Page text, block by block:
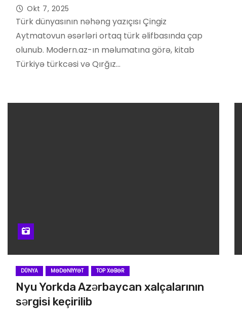
Okt 7, 2025
Türk dünyasının nəhəng yazıçısı Çingiz
Aytmatovun əsərləri ortaq türk əlifbasında çap
olunub. Modern.az-ın məlumatına görə, kitab
Türkiyə türkcəsi və Qırğız…
DÜNYA MƏDƏNIYYƏT TOP XƏBƏR
Nyu Yorkda Azərbaycan xalçalarının
sərgisi keçirilib